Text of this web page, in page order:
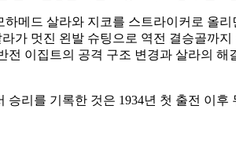
메드 살라와 지코를 스트라이커로 올리
가 멋진 왼발 슈팅으로 역전 결승골까
이집트의 공격 구조 변경과 살라의
리를 기록한 것은 1934년 첫 출전 이